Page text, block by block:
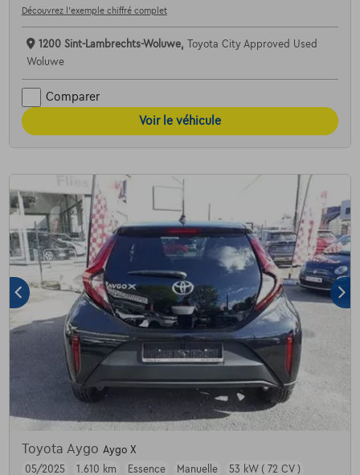
Découvrez l’exemple chiffré complet
1200 Sint-Lambrechts-Woluwe, Toyota City Approved Used
Woluwe
Comparer
Voir le véhicule
Toyota Aygo Aygo X
05/2025
1.610 km Essence Manuelle 53 kW ( 72 CV )